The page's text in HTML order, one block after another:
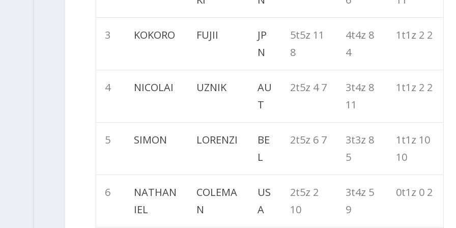
3 KOKORO FUJII
JP
N
5t5z 11
8
4t4z 8
4
1t1z 2 2
4 NICOLAI UZNIK
AU
T
2t5z 4 7
3t4z 8
11
1t1z 2 2
5 SIMON LORENZI
BE
L
2t5z 6 7
3t3z 8
5
1t1z 10
10
6
NATHAN
IEL
COLEMA
N
US
A
2t5z 2
10
3t4z 5
9
0t1z 0 2